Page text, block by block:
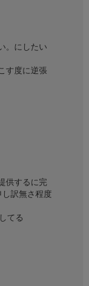
。にしたい
す度に逆張
供するに完
訳無さ程度
てる